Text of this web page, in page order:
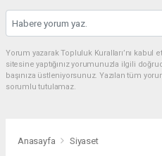
Yorum yazarak Topluluk Kuralları’nı
sitesine yaptığınız yorumunuzla ilgili
başınıza üstleniyorsunuz. Yazılan tüm
sorumlu tutulamaz.
Anasayfa Siyaset